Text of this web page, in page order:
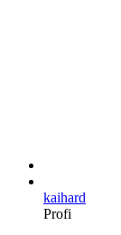
kaihard
Profi